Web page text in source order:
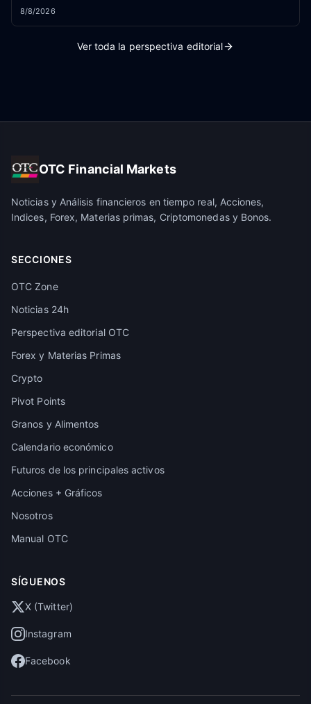
8/8/2026
Ver toda la perspectiva editorial
OTC Financial Markets
Noticias y Análisis financieros en tiempo real, Acciones,
Indices, Forex, Materias primas, Criptomonedas y Bonos.
SECCIONES
OTC Zone
Noticias 24h
Perspectiva editorial OTC
Forex y Materias Primas
Crypto
Pivot Points
Granos y Alimentos
Calendario económico
Futuros de los principales activos
Acciones + Gráficos
Nosotros
Manual OTC
SÍGUENOS
X (Twitter)
Instagram
Facebook